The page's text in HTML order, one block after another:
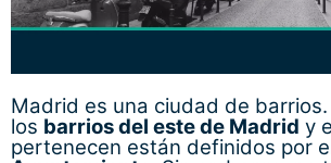
Madrid es una ciudad de
los barrios del este de Madrid y
pertenecen están definidos por